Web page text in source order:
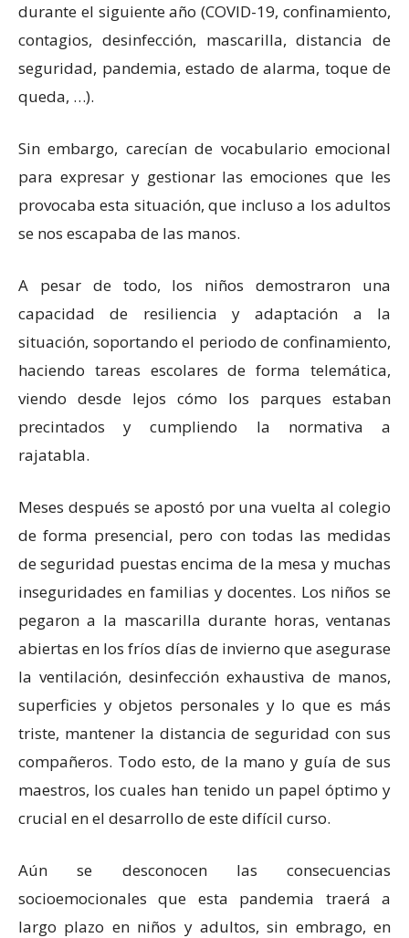
durante el siguiente año (COVID-19, confinamiento,
contagios, desinfección, mascarilla, distancia de
seguridad, pandemia, estado de alarma, toque de
queda, …).
Sin embargo, carecían de vocabulario emocional
para expresar y gestionar las emociones que les
provocaba esta situación, que incluso a los adultos
se nos escapaba de las manos.
A pesar de todo, los niños demostraron una
capacidad de resiliencia y adaptación a la
situación, soportando el periodo de confinamiento,
haciendo tareas escolares de forma telemática,
viendo desde lejos cómo los parques estaban
precintados y cumpliendo la normativa a
rajatabla.
Meses después se apostó por una vuelta al colegio
de forma presencial, pero con todas las medidas
de seguridad puestas encima de la mesa y muchas
inseguridades en familias y docentes. Los niños se
pegaron a la mascarilla durante horas, ventanas
abiertas en los fríos días de invierno que asegurase
la ventilación, desinfección exhaustiva de manos,
superficies y objetos personales y lo que es más
triste, mantener la distancia de seguridad con sus
compañeros. Todo esto, de la mano y guía de sus
maestros, los cuales han tenido un papel óptimo y
crucial en el desarrollo de este difícil curso.
Aún se desconocen las consecuencias
socioemocionales que esta pandemia traerá a
largo plazo en niños y adultos, sin embrago, en